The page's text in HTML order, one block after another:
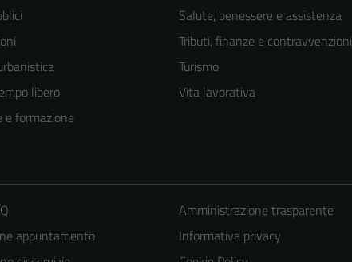
libero
e formazione
Salute, benessere e assistenza
Tributi, finanze e contravvenzioni
Turismo
Vita lavorativa
appuntamento
Amministrazione trasparente
Informativa privacy